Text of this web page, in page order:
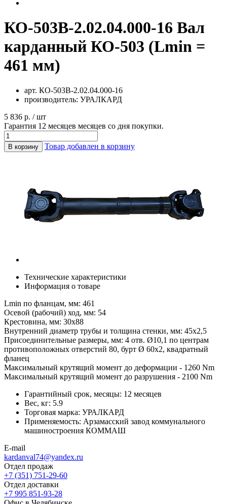
КО-503В-2.02.04.000-16 Вал
карданный КО-503 (Lmin =
461 мм)
арт. КО-503В-2.02.04.000-16
производитель: УРАЛКАРД
5 836 р. / шт
Гарантия 12 месяцев месяцев со дня покупки.
В корзину Товар добавлен в корзину
Технические характеристики
Информация о товаре
Lmin по фланцам, мм: 461
Осевой (рабочий) ход, мм: 54
Крестовина, мм: 30х88
Внутренний диаметр трубы и толщина стенки, мм: 45х2,5
Присоединительные размеры, мм: 4 отв. Ø10,1 по центрам
противоположных отверстий 80, бурт Ø 60х2, квадратный
фланец
Максимальный крутящий момент до деформации - 1260 Nm
Максимальный крутящий момент до разрушения - 2100 Nm
Гарантийный срок, месяцы: 12 месяцев
Вес, кг: 5.9
Торговая марка: УРАЛКАРД
Применяемость: Арзамасский завод коммунального
машиностроения КОММАШ
E-mail
kardanval74@yandex.ru
Отдел продаж
+7 (351) 751-29-60
Отдел доставки
+7 995 851-93-28